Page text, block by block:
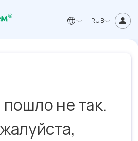
RUB
не так.